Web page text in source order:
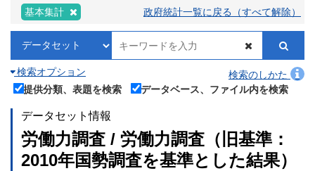
基本集計 政府統計一覧に戻る（すべて解除）
検索オプション
検索のしかた
提供分類、表題を検索
データベース、ファイル内を検索
データセット情報
労働力調査 / 労働力調査（旧基準：
2010年国勢調査を基準とした結果）